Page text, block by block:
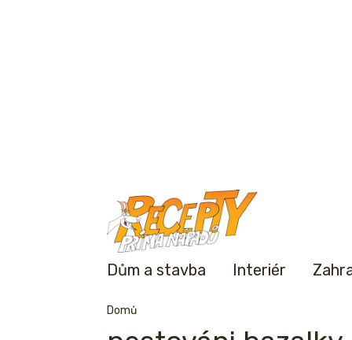
Dům a stavba Interiér
Domů